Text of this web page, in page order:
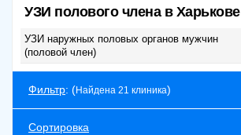
УЗИ полового члена в Харькове
УЗИ наружных половых органов мужчин
(половой член)
Фильтр: (Найдена 21 клиника)
Сортировка